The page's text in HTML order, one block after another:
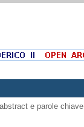
e parole chiave